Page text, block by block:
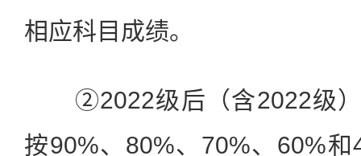
相应科目成绩。
②2022级后（含2022级）
按90%、80%、70%、60%